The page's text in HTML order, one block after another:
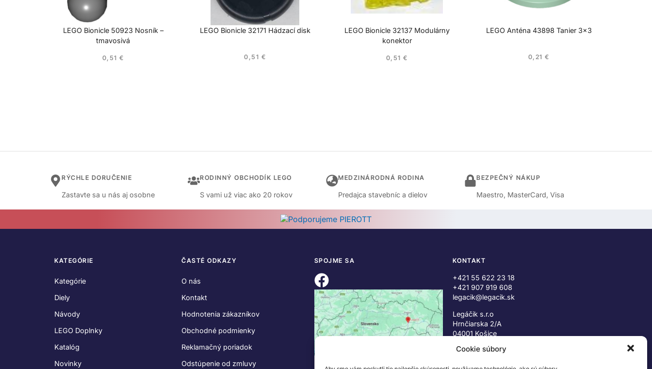
Cookie súbory
LEGO Bionicle 50923 Nosník –
tmavosivá
0,51€
LEGO Bionicle 32171 Hádzací disk
0,51 €
LEGO Bionicle 32137 Modulárny
konektor
0,51€
LEGO Anténa 43898 Tanier 3×3
0,21€
RÝCHLE DORUČENIE
Zastavte sa u nás aj osobne
RODINNÝ OBCHODÍK LEGO
S vami už viac ako 20 rokov
MEDZINÁRODNÁ RODINA
Predajca stavebníc a dielov
BEZPEČNÝ NÁKUP
Maestro, MasterCard, Visa
KATEGÓRIE
Kategórie
Diely
Návody
LEGO Doplnky
Katalóg
Novinky
ČASTÉ ODKAZY
O nás
Kontakt
Hodnotenia zákazníkov
Obchodné podmienky
Reklamačný poriadok
Odstúpenie od zmluvy
SPOJME SA KONTAKT
+421 55 622 23 18
+421 907 919 608
legacik@legacik.sk
Legáčik s.r.o
Hrnčiarska 2/A
04001 Košice